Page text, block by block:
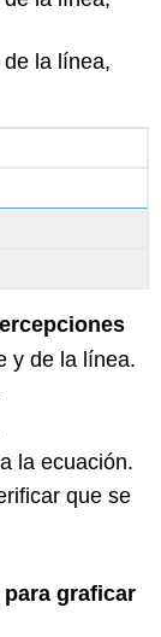
la línea,
y de la línea.
la ecuación.
que se
graficar